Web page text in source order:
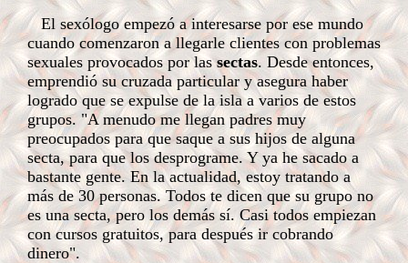
El sexólogo empezó a interesarse por ese mundo
cuando comenzaron a llegarle clientes con problemas
sexuales provocados por lassectas. Desde entonces,
emprendió su cruzada particular y asegura haber
logrado que se expulse de la isla a varios de estos
grupos. "A menudo me llegan padres muy
preocupados para que saque a sus hijos de alguna
secta, para que los desprograme. Y ya he sacado a
bastante gente. En la actualidad, estoy tratando a
más de 30 personas. Todos te dicen que su grupo no
es una secta, pero los demás sí. Casi todos empiezan
con cursos gratuitos, para después ir cobrando
dinero".